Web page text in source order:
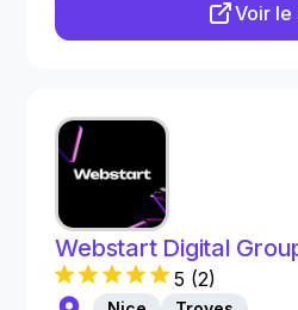
Voir le
Webstart Digital
5 (2)